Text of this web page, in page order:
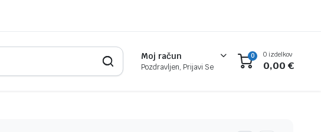
Moj račun
Pozdravljen, Prijavi Se
0 0 izdelkov
0,00€